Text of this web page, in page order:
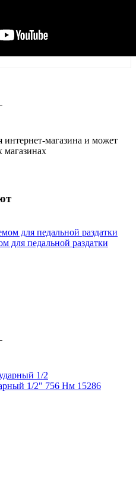
интернет-магазина и может
магазинах
для педальной раздатки
1/2" 756 Нм 15286